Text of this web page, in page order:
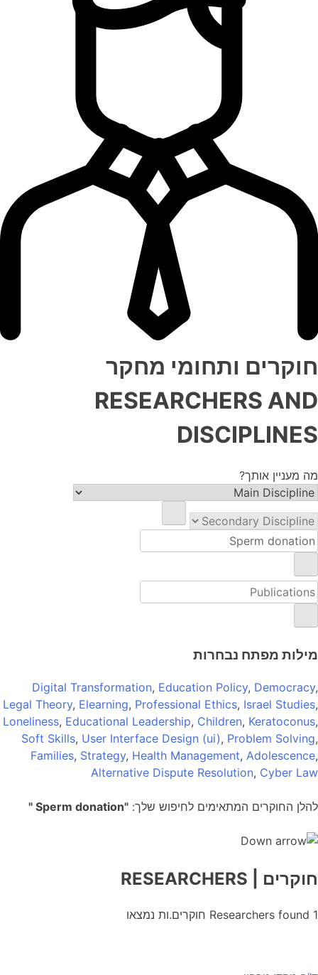
חוקרים ותחומי מחקר
RESEARCHERS AND
DISCIPLINES
מה מעניין אותך?
מילות מפתח נבחרות
Digital Transformation, Education Policy, Democracy,
Legal Theory, Elearning, Professional Ethics, Israel Studies,
Loneliness, Educational Leadership, Children, Keratoconus,
Soft Skills, User Interface Design (ui), Problem Solving,
Families, Strategy, Health Management, Adolescence,
Alternative Dispute Resolution, Cyber Law
להלן החוקרים המתאימים לחיפוש שלך: "Sperm donation "
חוקרים
Researchers found 1 חוקרים.ות נמצאו